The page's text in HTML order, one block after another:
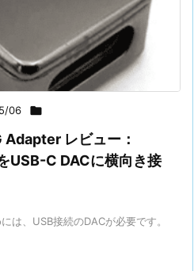
06 
レビュー：
C DACに横向き接
は、USB接続のDACが必要です。